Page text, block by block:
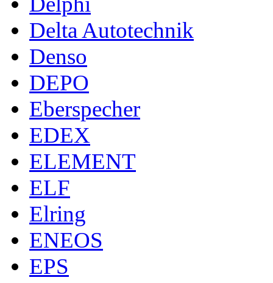
Delta Autotechnik
Denso
DEPO
Eberspecher
EDEX
ELEMENT
ELF
Elring
ENEOS
EPS